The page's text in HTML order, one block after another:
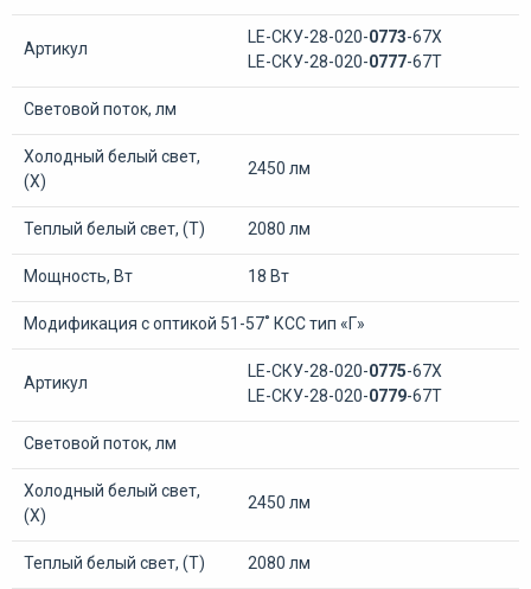
Артикул
LE-СКУ-28-020-0773-67Х
LE-СКУ-28-020-0777-67Т
Световой поток, лм
Холодный белый свет,
(Х)
2450 лм
Теплый белый свет, (Т) 2080 лм
Мощность, Вт 18 Вт
Модификация с оптикой 51-57˚ КСС тип «Г»
Артикул
LE-СКУ-28-020-0775-67Х
LE-СКУ-28-020-0779-67Т
Световой поток, лм
Холодный белый свет,
(Х)
2450 лм
Теплый белый свет, (Т) 2080 лм